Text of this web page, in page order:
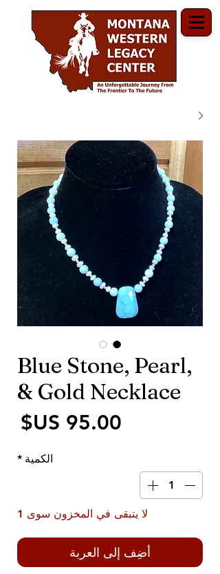
Blue Stone, Pearl,
& Gold Necklace
الكمية *
لا يتبقى في المخزون سوى 1
أضِف إلى العربة